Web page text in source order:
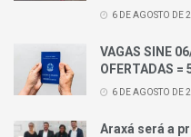
6 DE AGOSTO DE
VAGAS SINE
OFERTADAS =
6 DE AGOSTO DE
Araxá será a